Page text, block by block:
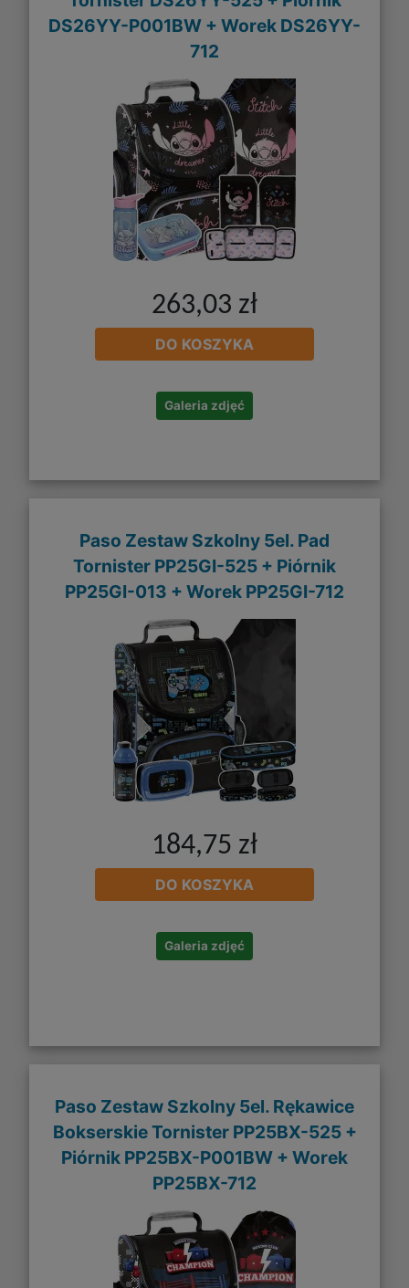
DS26YY-P001BW + Worek DS26YY-
712
263,03 zł
DO KOSZYKA
Galeria zdjęć
Paso Zestaw Szkolny 5el. Pad
Tornister PP25GI-525 + Piórnik
PP25GI-013 + Worek PP25GI-712
184,75 zł
DO KOSZYKA
Galeria zdjęć
Paso Zestaw Szkolny 5el. Rękawice
Bokserskie Tornister PP25BX-525 +
Piórnik PP25BX-P001BW + Worek
PP25BX-712